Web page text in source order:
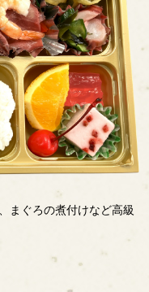
まぐろの煮付けなど高級